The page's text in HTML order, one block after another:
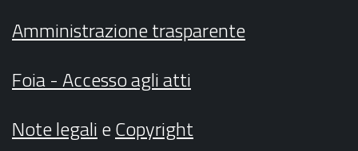
Amministrazione trasparente
Foia - Accesso agli atti
Note legalieCopyright